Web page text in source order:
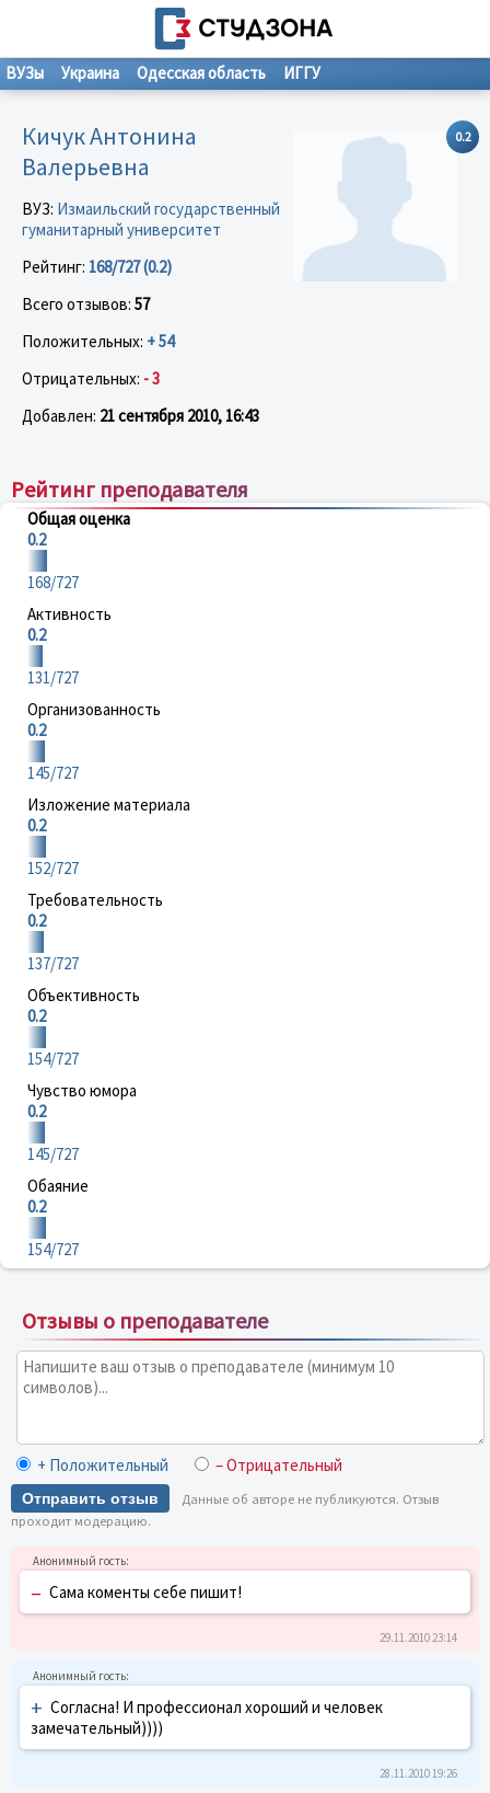
ВУЗы Украина Одесская область ИГГУ
0.2
Кичук Антонина
Валерьевна
ВУЗ: Измаильский государственный
гуманитарный университет
Рейтинг: 168/727 (0.2)
Всего отзывов: 57
Положительных: + 54
Отрицательных: - 3
Добавлен: 21 сентября 2010, 16:43
Рейтинг преподавателя
Общая оценка
0.2
168/727
Активность
0.2
131/727
Организованность
0.2
145/727
Изложение материала
0.2
152/727
Требовательность
0.2
137/727
Объективность
0.2
154/727
Чувство юмора
0.2
145/727
Обаяние
0.2
154/727
Отзывы о преподавателе
+ Положительный – Отрицательный
Отправить отзыв
Данные об авторе не публикуются. Отзыв
проходит модерацию.
– Сама коменты себе пишит!
29.11.2010 23:14
+ Согласна! И профессионал хороший и человек
замечательный))))
28.11.2010 19:26